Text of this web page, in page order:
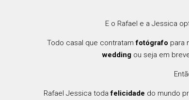
E o Rafael e a Jessica
Todo casal que contratamfotógrafo para
weddingou seja em
Rafael Jessica todafelicidade do mundo